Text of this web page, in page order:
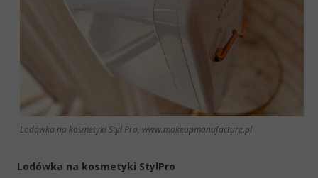
Lodówka na kosmetyki Styl Pro, www.makeupmanufacture.pl
Lodówka na kosmetyki StylPro